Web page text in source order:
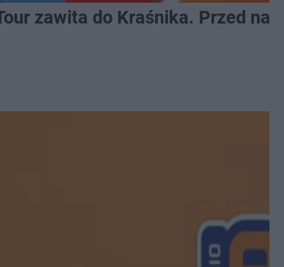
zawita do Kraśnika. Przed